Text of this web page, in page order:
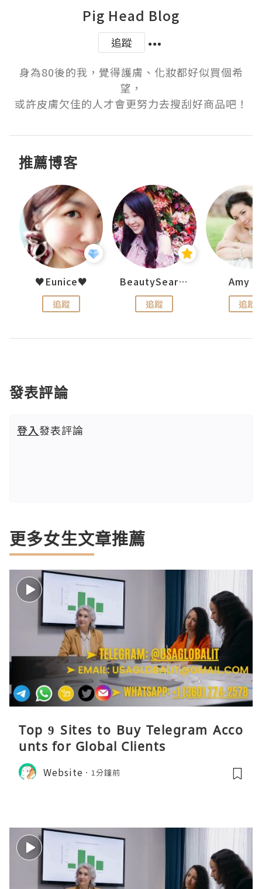
Pig Head Blog
追蹤
身為80後的我，覺得護膚、化妝都好似買個希
望，
或許皮膚欠佳的人才會更努力去搜刮好商品吧！
推薦博客
♥Eunice♥
追蹤
BeautySearch
追蹤
Amy
追蹤
發表評論
登入發表評論
更多女生文章推薦
Top 9 Sites to Buy Telegram Acco
unts for Global Clients
Website 1分鐘前